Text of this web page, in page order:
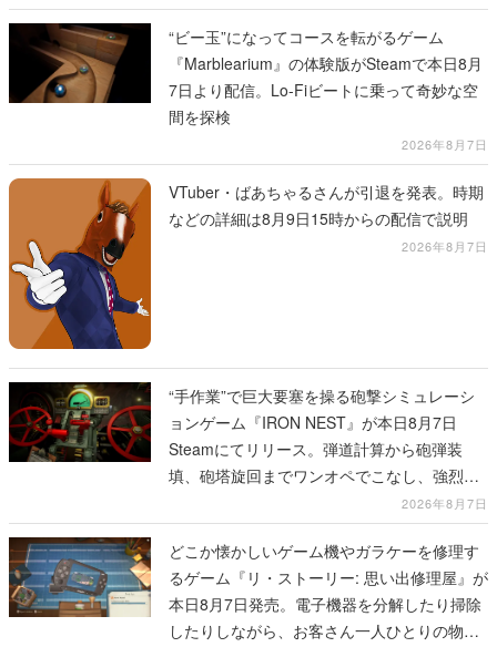
“ビー玉”になってコースを転がるゲーム
『Marblearium』の体験版がSteamで本日8月
7日より配信。Lo-Fiビートに乗って奇妙な空
間を探検
2026年8月7日
VTuber・ばあちゃるさんが引退を発表。時期
などの詳細は8月9日15時からの配信で説明
2026年8月7日
“手作業”で巨大要塞を操る砲撃シミュレーシ
ョンゲーム『IRON NEST』が本日8月7日
Steamにてリリース。弾道計算から砲弾装
填、砲塔旋回までワンオペでこなし、強烈な
一撃をブチかませるロマンある作品2026年8月7日
どこか懐かしいゲーム機やガラケーを修理す
るゲーム『リ・ストーリー: 思い出修理屋』が
本日8月7日発売。電子機器を分解したり掃除
したりしながら、お客さん一人ひとりの物語